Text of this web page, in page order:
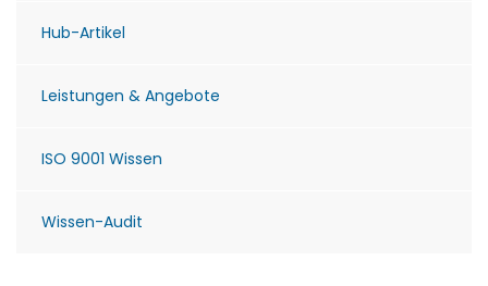
Hub-Artikel
Leistungen & Angebote
ISO 9001 Wissen
Wissen-Audit